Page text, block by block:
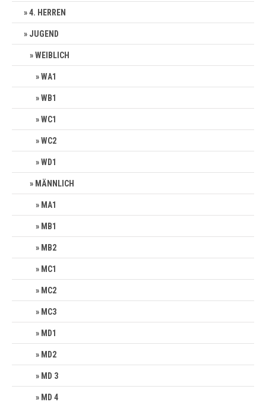
4. HERREN
JUGEND
WEIBLICH
WA1
WB1
WC1
WC2
WD1
MÄNNLICH
MA1
MB1
MB2
MC1
MC2
MC3
MD1
MD2
MD 3
MD 4